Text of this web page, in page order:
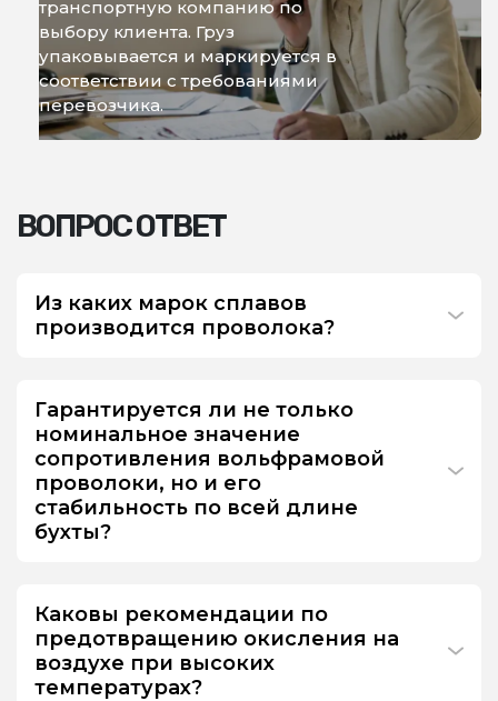
транспортную компанию по
выбору клиента. Груз
упаковывается и маркируется в
соответствии с требованиями
перевозчика.
ВОПРОС ОТВЕТ
Из каких марок сплавов
производится проволока?
Гарантируется ли не только
номинальное значение
сопротивления вольфрамовой
проволоки, но и его
стабильность по всей длине
бухты?
Каковы рекомендации по
предотвращению окисления на
воздухе при высоких
температурах?